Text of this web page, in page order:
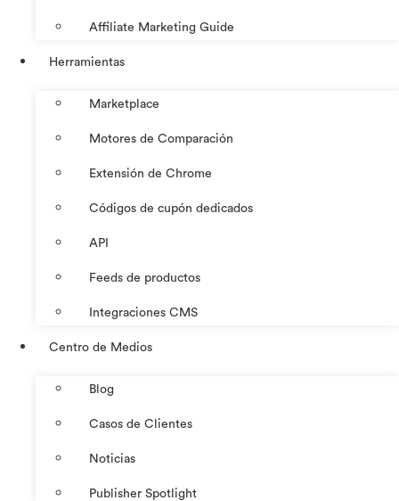
Affiliate Marketing Guide
Herramientas
Marketplace
Motores de Comparación
Extensión de Chrome
Códigos de cupón dedicados
API
Feeds de productos
Integraciones CMS
Centro de Medios
Blog
Casos de Clientes
Noticias
Publisher Spotlight